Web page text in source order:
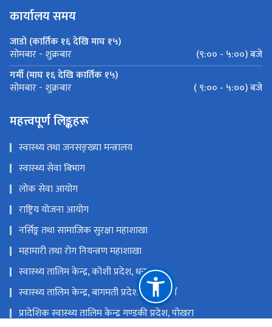
कार्यालय समय
जाडो (कार्तिक १६ देखि माघ १५)
सोमबार - शुक्रबार
(९:०० - ५:००) बजे
गर्मी (माघ १६ देखि कार्तिक १५)
सोमबार - शुक्रबार ( ९:०० - ५:००) बजे
महत्त्वपूर्ण लिङ्कहरू
स्वास्थ्य तथा जनसङ्ख्या मन्त्रालय
स्वास्थ्य सेवा बिभाग
लोक सेवा आयोग
राष्ट्रिय योजना आयोग
नर्सिङ्ग तथा सामाजिक सुरक्षा महाशाखा
महामारी तथा रोग नियन्त्रण महाशाखा
स्वास्थ्य तालिम केन्द्र, कोशी प्रदेश, धनकुटा
स्वास्थ्य तालिम केन्द्र, बागमती प्रदेश , काठमाडौँ
प्रादेशिक स्वास्थ्य तालिम केन्द्र गण्डकी प्रदेश, पोखरा